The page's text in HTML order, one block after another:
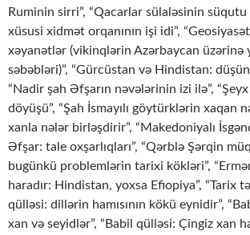
Ruminin sirri”, “Qacarlar sülaləsinin süqutu
xüsusi xidmət orqanının işi idi”,
xəyanətlər (vikinqlərin Azərbaycan üzərinə
səbəbləri)”, “Gürcüstan və Hindistan:
“Nadir şah Əfşarın nəvələrinin izi ilə”,
döyüşü”, “Şah İsmayılı göytürklərin xaqan
xanla nələr birləşdirir”, “Makedoniyalı
Əfşar: tale oxşarlıqları”, “Qərblə Şərqin
bugünkü problemlərin tarixi kökləri”,
haradır: Hindistan, yoxsa Efiopiya”, “Tarix
qülləsi: dillərin hamısının kökü eynidir”,
xan və seyidlər”, “Babil qülləsi: Çingiz xan